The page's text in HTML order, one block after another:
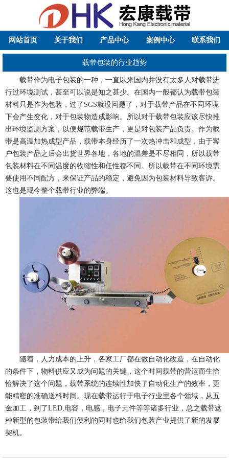
网站首页 关于我们 产品中心 案例中心 联系我们
载带包装的行业趋势
载带作为电子包装的一种，一直以来国内并没有太多人对载带进
行过环境测试，甚至可以说是知之甚少。在国内一般都认为载带包装
材料只是作为包装，过了SGS就没问题了，对于载带产品在不同环境
下会产生变化，对于包装物造成影响。所以对于载带包装应该尽快推
出环境监测方案，以便规范载带生产，更是对包装产品负责。作为载
带是高温加热成型产品，载带本身经历了一次热冲击和成型，由于客
户包装产品之后会出货世界各地，各地的温差是不尽相同，所以载带
包装材料在不同温度的收缩性和任性都不同。所以载带在不同环境需
要使用不同配方，来保证产品的稳定，避免因为包装材料导致客诉。
这也是现今整个载带行业的弊端。
随着，人力成本的上升，各家工厂都在做自动化改造，在自动化
的条件下，物料供应又成为问题的关键，这个时间载带的营运而生恰
恰解决了这个问题，载带系统的连续性加快了自动化生产的效率，更
能精密的准确送料时间。现在载带运行于电子行业里各个领域，从五
金加工，到了LED,电容，电感，电子元件等等诸多行业，总之载带这
种新型的包装带给我们便利的同时也给我们包装产业提供了新的发展
契机。